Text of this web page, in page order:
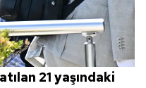
21 yaşındaki